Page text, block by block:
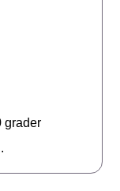
grader